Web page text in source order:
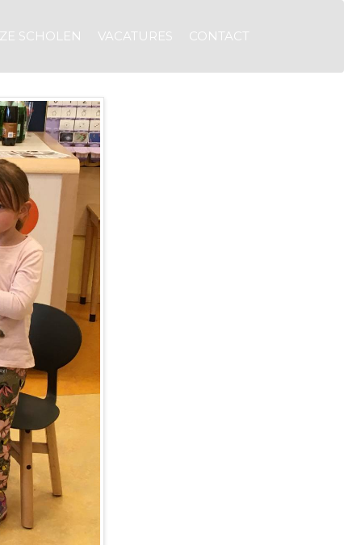
SCHOLEN VACATURES CONTACT